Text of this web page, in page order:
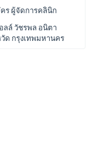
ร ผู้จัดการคลินิก
ลล์ วัชรพล อนิตา
ด กรุงเทพมหานคร